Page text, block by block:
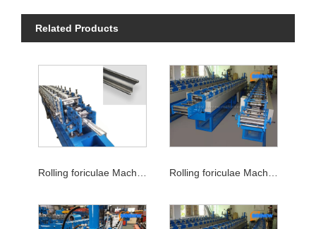
Related Products